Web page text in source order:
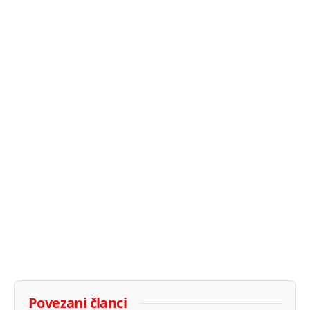
Povezani članci